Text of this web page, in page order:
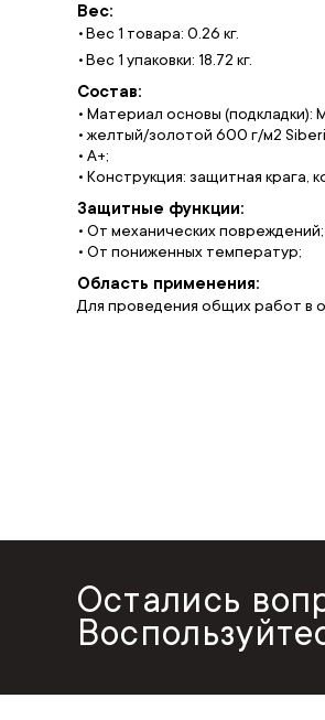
Вес:
Вес 1 товара: 0.26 кг.
Вес 1 упаковки: 18.72 кг.
Состав:
• Материал основы (подкладки):
• желтый/золотой 600 г/м2
• А+;
• Конструкция: защитная крага,
Защитные функции:
• От механических повреждений;
• От пониженных температур;
Область применения:
Для проведения общих работ в
Остались